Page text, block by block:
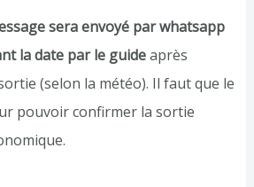
sera envoyé par whatsapp
la date par le guideaprès
(selon la météo). Il faut que le
pouvoir confirmer la sortie